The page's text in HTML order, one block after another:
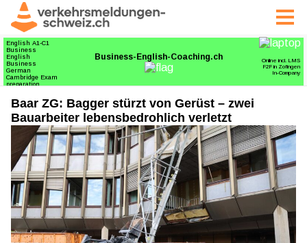
Baar ZG: Bagger stürzt von Gerüst – zwei
Bauarbeiter lebensbedrohlich verletzt